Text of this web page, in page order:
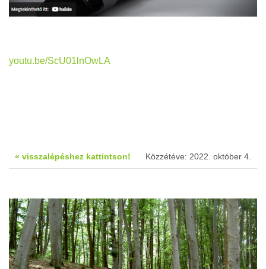
youtu.be/ScU01lnOwLA
« visszalépéshez kattintson! Közzétéve: 2022. október 4.